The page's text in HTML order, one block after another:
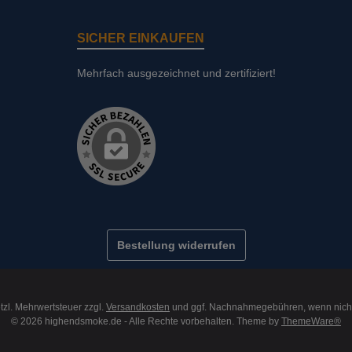
SICHER EINKAUFEN
Mehrfach ausgezeichnet und zertifiziert!
Bestellung widerrufen
Mehrwertsteuer zzgl. Versandkosten und ggf. Nachnahmegebühren, wenn
© 2026 highendsmoke.de - Alle Rechte vorbehalten. Theme by ThemeWare®